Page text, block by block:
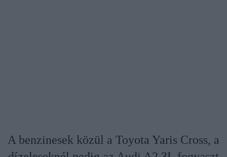
A benzinesek közül a Toyota Yaris Cross, a